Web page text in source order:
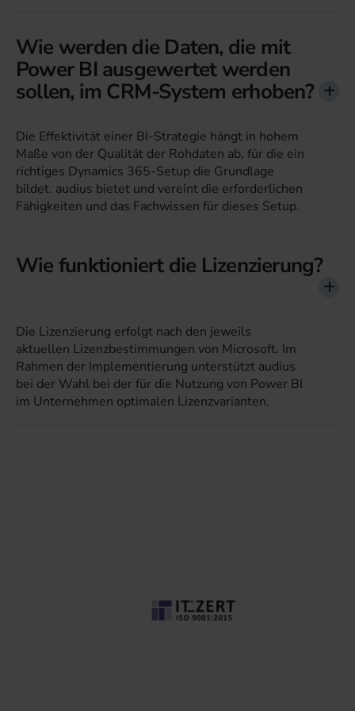
Wie werden die Daten, die mit
Power BI ausgewertet werden
sollen, im CRM-System erhoben?
Die Effektivität einer BI-Strategie hängt in hohem
Maße von der Qualität der Rohdaten ab, für die ein
richtiges Dynamics 365-Setup die Grundlage
bildet. audius bietet und vereint die erforderlichen
Fähigkeiten und das Fachwissen für dieses Setup.
Wie funktioniert die Lizenzierung?
Die Lizenzierung erfolgt nach den jeweils
aktuellen Lizenzbestimmungen von Microsoft. Im
Rahmen der Implementierung unterstützt audius
bei der Wahl bei der für die Nutzung von Power BI
im Unternehmen optimalen Lizenzvarianten.